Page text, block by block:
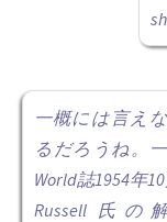
一概には言え
るだろうね。
World誌1954年
Russell 氏